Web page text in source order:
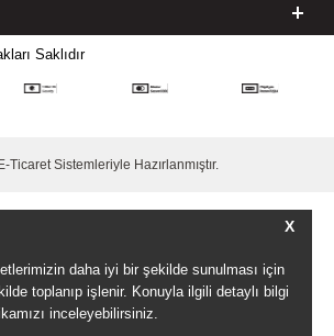
X
daha iyi bir şekilde sunulması için
toplanıp işlenir. Konuyla ilgili detaylı bilgi
inceleyebilirsiniz.
Saklıdır
E-TicaretSistemleriyle Hazırlanmıştır.